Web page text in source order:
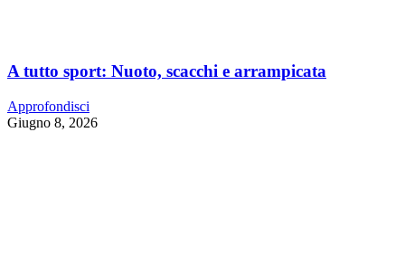
A tutto sport: Nuoto, scacchi e arrampicata
Approfondisci
Giugno 8, 2026